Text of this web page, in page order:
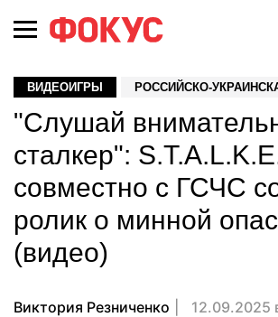
ВИДЕОИГРЫ РОССИЙСКО-
"Слушай
сталкер":
совместно с ГСЧС
ролик о минной
(видео)
Виктория Резниченко
12.09.2025